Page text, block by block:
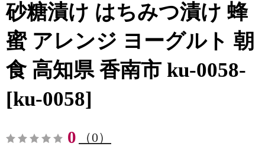
砂糖漬け はちみつ漬け 蜂
蜜 アレンジ ヨーグルト 朝
食 高知県 香南市 ku-0058-
[ku-0058]
0 （0）